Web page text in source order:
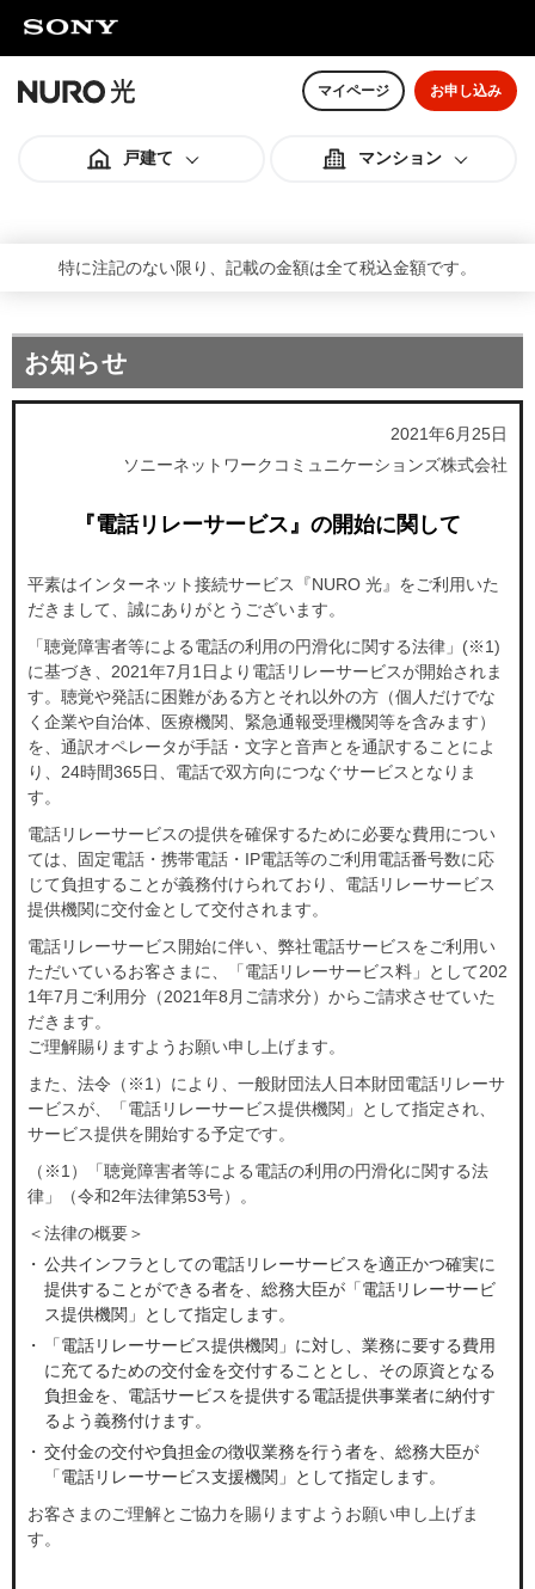
マイページ お申し込み
戸建て マンション
料金スペック
オプション
ご利用までの流れ
お知らせ
よくあるご質問
契約をご検討中の方
お申し込み済みの方
申込まで安心
開通まで安心
レンタルWi-Fi
もっとおトクに
お友達紹介クーポン
モバイルセット割
開通後も安心
NURO会員アプリ
会員サポート
NURO会員特典
NURO 光のお引越し
個人事業主・法人の方
個人事業主・法人の方はこちら
料金・特典などのお悩みごと
電話で相談する
料金スペック
オプション
ご利用までの流れ
お知らせ
よくあるご質問
契約をご検討中の方
お申し込み済みの方
LINE公式アカウント
開通まで安心
レンタルWi-Fi
開通後も安心
NURO会員アプリ
会員サポート
NURO会員特典
NURO 光のお引越し
管理会社・管理組合・オーナーさまはこちら
管理会社・管理組合・オーナーさまはこち
ら
販売パートナーをご検討の方はこちら
販売パートナーをご検討の方はこちら
個人事業主・法人の方
個人事業主・法人の方はこちら
料金・特典などのお悩みごと
特に注記のない限り、記載の金額は全て税込金額です。
お知らせ
2021年6月25日
ソニーネットワークコミュニケーションズ株式会社
『電話リレーサービス』の開始に関して
平素はインターネット接続サービス『NURO 光』をご利用いた
だきまして、誠にありがとうございます。
「聴覚障害者等による電話の利用の円滑化に関する法律」(※1)
に基づき、2021年7月1日より電話リレーサービスが開始されま
す。聴覚や発話に困難がある方とそれ以外の方（個人だけでな
く企業や自治体、医療機関、緊急通報受理機関等を含みます）
を、通訳オペレータが手話・文字と音声とを通訳することによ
り、24時間365日、電話で双方向につなぐサービスとなりま
す。
電話リレーサービスの提供を確保するために必要な費用につい
ては、固定電話・携帯電話・IP電話等のご利用電話番号数に応
じて負担することが義務付けられており、電話リレーサービス
提供機関に交付金として交付されます。
電話リレーサービス開始に伴い、弊社電話サービスをご利用い
ただいているお客さまに、「電話リレーサービス料」として202
1年7月ご利用分（2021年8月ご請求分）からご請求させていた
だきます。
ご理解賜りますようお願い申し上げます。
また、法令（※1）により、一般財団法人日本財団電話リレーサ
ービスが、「電話リレーサービス提供機関」として指定され、
サービス提供を開始する予定です。
（※1）「聴覚障害者等による電話の利用の円滑化に関する法
律」（令和2年法律第53号）。
＜法律の概要＞
公共インフラとしての電話リレーサービスを適正かつ確実に
提供することができる者を、総務大臣が「電話リレーサービ
ス提供機関」として指定します。
「電話リレーサービス提供機関」に対し、業務に要する費用
に充てるための交付金を交付することとし、その原資となる
負担金を、電話サービスを提供する電話提供事業者に納付す
るよう義務付けます。
交付金の交付や負担金の徴収業務を行う者を、総務大臣が
「電話リレーサービス支援機関」として指定します。
お客さまのご理解とご協力を賜りますようお願い申し上げま
す。